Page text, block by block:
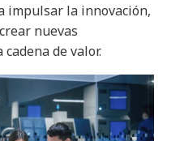
impulsar la innovación,
nuevas
de valor.